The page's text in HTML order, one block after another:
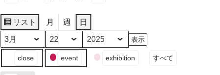
リスト
表
示
月 週 日
月
日
年
close event exhibition すべて